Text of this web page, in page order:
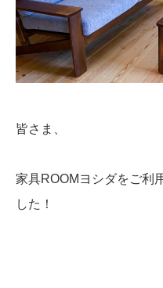
皆さま、
家具ROOMヨシダをご利
した！